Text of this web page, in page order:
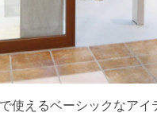
使えるベーシックなアイ